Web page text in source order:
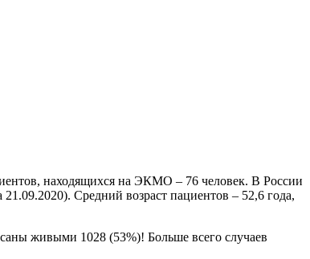
находящихся на ЭКМО – 76 человек. В России
Средний возраст пациентов – 52,6 года,
живыми 1028 (53%)! Больше всего случаев